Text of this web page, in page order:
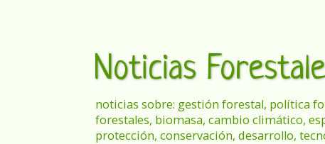
Noticias
noticias sobre: gestión forestal, política
forestales, biomasa, cambio climático,
protección, conservación, desarrollo,